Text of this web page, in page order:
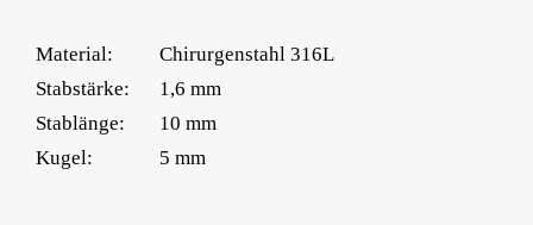
Material:
Chirurgenstahl 316L
Stabstärke:
1,6 mm
Stablänge:
10 mm
Kugel:
5 mm